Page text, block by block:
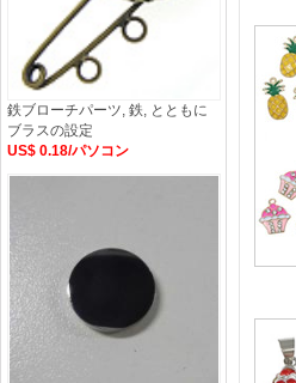
鉄ブローチパーツ, 鉄, とともに
ブラスの設定
US$ 0.18/パソコン